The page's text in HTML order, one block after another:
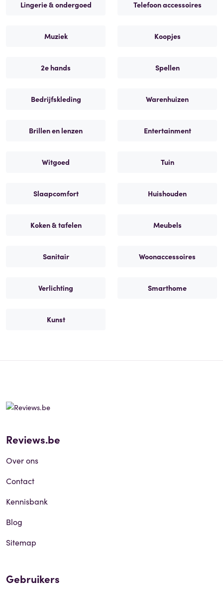
Lingerie & ondergoed Telefoon accessoires
Muziek Koopjes
2e hands Spellen
Bedrijfskleding Warenhuizen
Brillen en lenzen Entertainment
Witgoed Tuin
Slaapcomfort Huishouden
Koken & tafelen Meubels
Sanitair Woonaccessoires
Verlichting Smarthome
Kunst
Reviews.be
Over ons
Contact
Kennisbank
Blog
Sitemap
Gebruikers